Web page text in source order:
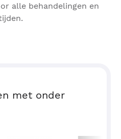
alle behandelingen en
met onder